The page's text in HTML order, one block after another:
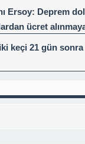
Ersoy: Deprem
ücret
keçi 21 gün sonra